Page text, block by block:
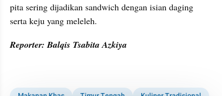
pita sering dijadikan sandwich dengan isian daging
serta keju yang meleleh.
Reporter: Balqis Tsabita Azkiya